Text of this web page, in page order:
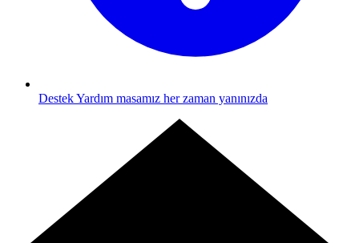
DestekYardım masamız her zaman yanınızda